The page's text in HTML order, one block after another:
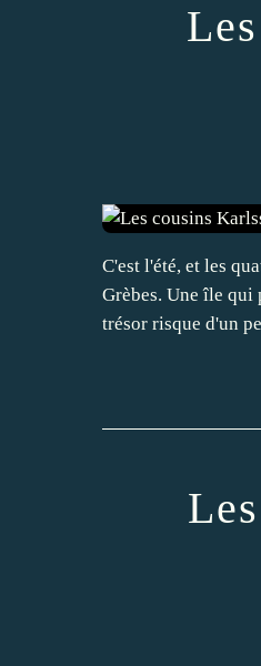
C'est l'été, et les
Grèbes. Une île
trésor risque d'un